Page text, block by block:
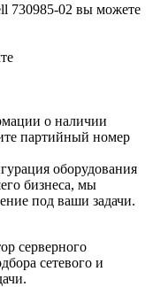
730985-02 вы можете
о наличии
партийный номер
оборудования
бизнеса, мы
под ваши задачи.
серверного
сетевого и